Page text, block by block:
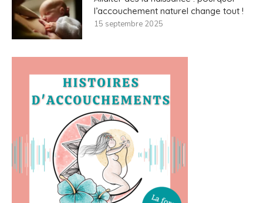
l’accouchement naturel change tout !
15 septembre 2025